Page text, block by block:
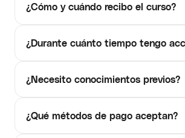
¿Cómo y cuándo recibo el curso?
¿Durante cuánto tiempo tengo
¿Necesito conocimientos previos?
¿Qué métodos de pago aceptan?